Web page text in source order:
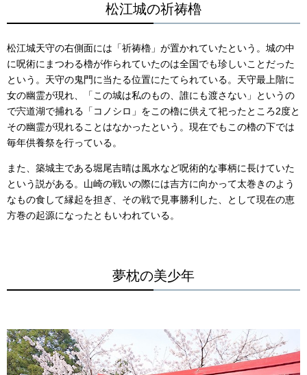
松江城の祈祷櫓
松江城天守の右側面には「祈祷櫓」が置かれていたという。城の中
に呪術にまつわる櫓が作られていたのは全国でも珍しいことだった
という。天守の鬼門に当たる位置にたてられている。天守最上階に
女の幽霊が現れ、「この城は私のもの、誰にも渡さない」というの
で宍道湖で捕れる「コノシロ」をこの櫓に供えて祀ったところ2度と
その幽霊が現れることはなかったという。現在でもこの櫓の下では
毎年供養祭を行っている。
また、築城主である堀尾吉晴は風水など呪術的な事柄に長けていた
という説がある。山崎の戦いの際には吉方に向かって太巻きのよう
なもの食して縁起を担ぎ、その戦で見事勝利した、として現在の恵
方巻の起源になったともいわれている。
夢枕の美少年